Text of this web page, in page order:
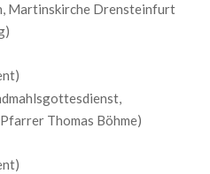
Martinskirche Drensteinfurt
Thomas Böhme)